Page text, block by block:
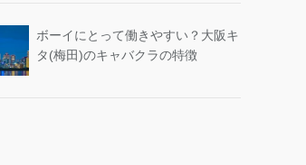
ボーイにとって働きやすい？大阪キ
タ(梅田)のキャバクラの特徴